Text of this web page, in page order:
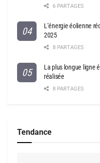
6 PARTAGES
L’énergie éolienne
2025
8 PARTAGES
La plus longue ligne
réalisée
8 PARTAGES
Tendance